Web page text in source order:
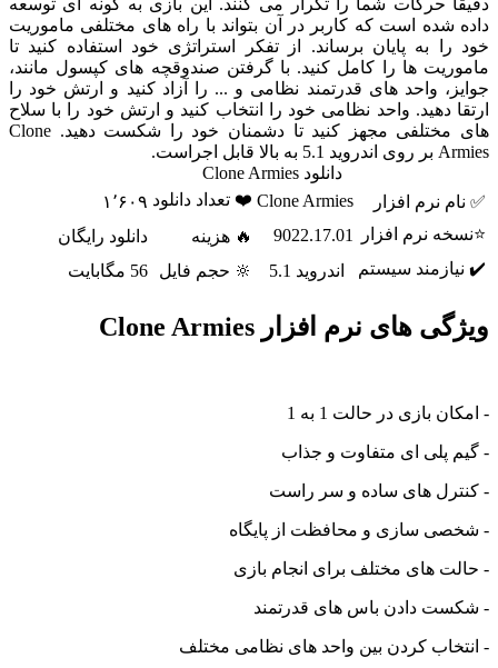
دقیقا حرکات شما را تکرار می کنند. این بازی به گونه ای توسعه
داده شده است که کاربر در آن بتواند با راه های مختلفی ماموریت
خود را به پایان برساند. از تفکر استراتژی خود استفاده کنید تا
ماموریت ها را کامل کنید. با گرفتن صندوقچه های کپسول مانند،
جوایز، واحد های قدرتمند نظامی و ... را آزاد کنید و ارتش خود را
ارتقا دهید. واحد نظامی خود را انتخاب کنید و ارتش خود را با سلاح
های مختلفی مجهز کنید تا دشمنان خود را شکست دهید. Clone
Armies بر روی اندروید 5.1 به بالا قابل اجراست.
دانلود Clone Armies
✅ نام نرم افزار
Clone Armies ❤️ تعداد دانلود ۱٬۶۰۹
⭐نسخه نرم افزار
9022.17.01 🔥 هزینه
دانلود رایگان
✔️ نیازمند سیستم
اندروید 5.1 🔆 حجم فایل 56 مگابایت
ویژگی های نرم افزار Clone Armies
- امکان بازی در حالت 1 به 1
- گیم پلی ای متفاوت و جذاب
- کنترل های ساده و سر راست
- شخصی سازی و محافظت از پایگاه
- حالت های مختلف برای انجام بازی
- شکست دادن باس های قدرتمند
- انتخاب کردن بین واحد های نظامی مختلف